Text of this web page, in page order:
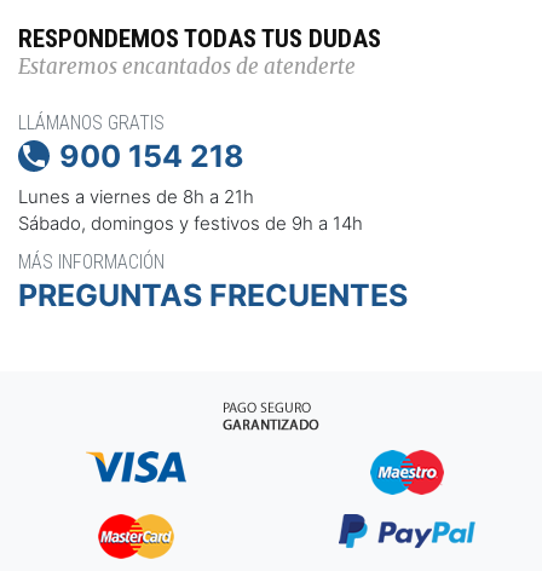
RESPONDEMOS TODAS TUS DUDAS
Estaremos encantados de atenderte
LLÁMANOS GRATIS
 900 154 218
Lunes a viernes de 8h a 21h
Sábado, domingos y festivos de 9h a 14h
MÁS INFORMACIÓN
PREGUNTAS FRECUENTES